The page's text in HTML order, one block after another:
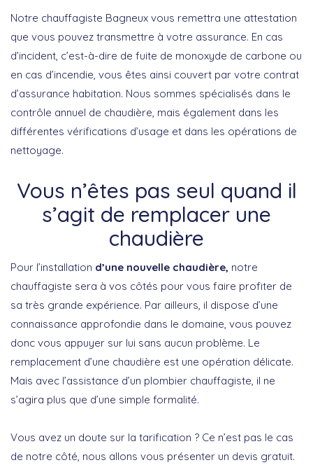
Notre chauffagiste Bagneux vous remettra une attestation
que vous pouvez transmettre à votre assurance. En cas
d’incident, c’est-à-dire de fuite de monoxyde de carbone ou
en cas d’incendie, vous êtes ainsi couvert par votre contrat
d’assurance habitation. Nous sommes spécialisés dans le
contrôle annuel de chaudière, mais également dans les
différentes vérifications d’usage et dans les opérations de
nettoyage.
Vous n’êtes pas seul quand il
s’agit de remplacer une
chaudière
Pour l’installation d’une nouvelle chaudière, notre
chauffagiste sera à vos côtés pour vous faire profiter de
sa très grande expérience. Par ailleurs, il dispose d’une
connaissance approfondie dans le domaine, vous pouvez
donc vous appuyer sur lui sans aucun problème. Le
remplacement d’une chaudière est une opération délicate.
Mais avec l’assistance d’un plombier chauffagiste, il ne
s’agira plus que d’une simple formalité.
Vous avez un doute sur la tarification ? Ce n’est pas le cas
de notre côté, nous allons vous présenter un devis gratuit.